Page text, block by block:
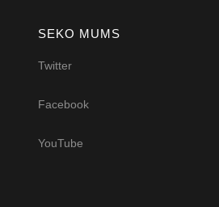
SEKO MUMS
Twitter
Facebook
YouTube